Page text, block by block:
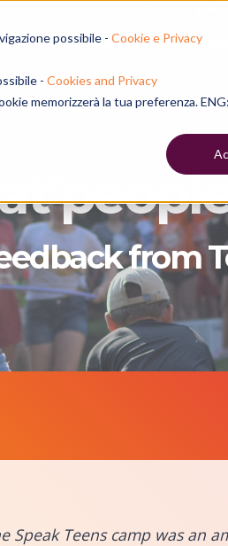
possibile - Cookie e Privacy
- Cookies and Privacy
memorizzerà la tua preferenza.
THE SUMMER CAMP LANGUAGE
from
Speak Teens camp was an